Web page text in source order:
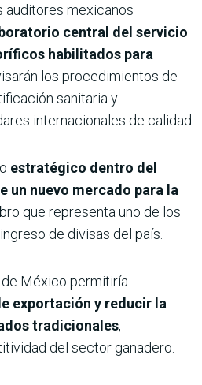
auditores mexicanos
central del servicio
habilitados para
los procedimientos de
sanitaria y
internacionales de calidad.
estratégico dentro del
un nuevo mercado para la
que representa uno de los
de divisas del país.
México permitiría
exportación y reducir la
tradicionales,
del sector ganadero.